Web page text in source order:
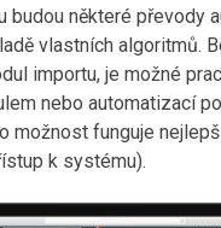
budou některé převody
vlastních algoritmů.
importu, je možné
nebo automatizací
možnost funguje
k systému).